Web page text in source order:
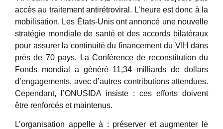
accès au traitement antirétroviral. L’heure est donc à la
mobilisation. Les États-Unis ont annoncé une nouvelle
stratégie mondiale de santé et des accords bilatéraux
pour assurer la continuité du financement du VIH dans
près de 70 pays. La Conférence de reconstitution du
Fonds mondial a généré 11,34 milliards de dollars
d’engagements, avec d’autres contributions attendues.
Cependant, l’ONUSIDA insiste : ces efforts doivent
être renforcés et maintenus.
L’organisation appelle à : préserver et augmenter le